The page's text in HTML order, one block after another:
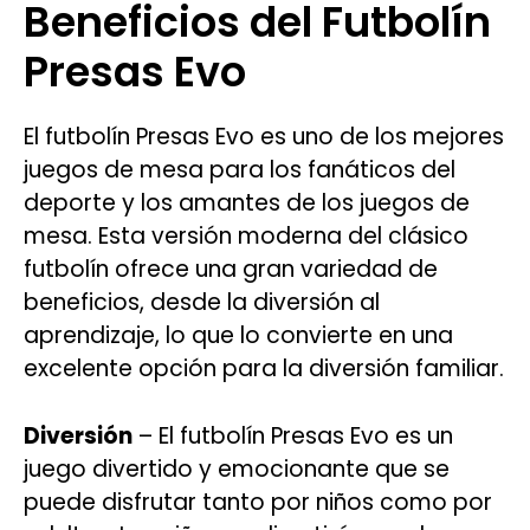
Beneficios del Futbolín
Presas Evo
El futbolín Presas Evo es uno de los mejores
juegos de mesa para los fanáticos del
deporte y los amantes de los juegos de
mesa. Esta versión moderna del clásico
futbolín ofrece una gran variedad de
beneficios, desde la diversión al
aprendizaje, lo que lo convierte en una
excelente opción para la diversión familiar.
Diversión – El futbolín Presas Evo es un
juego divertido y emocionante que se
puede disfrutar tanto por niños como por